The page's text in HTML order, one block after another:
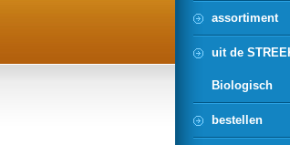
assortiment
uit de
Biologisch
bestellen